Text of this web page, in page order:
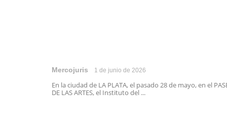
Mercojuris 1 de junio de 2026
En la ciudad de LA PLATA, el pasado 28 de mayo, en el
DE LAS ARTES, el Instituto del ...